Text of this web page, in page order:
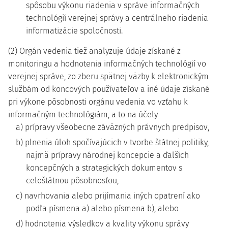
spôsobu výkonu riadenia v správe informačných
technológií verejnej správy a centrálneho riadenia
informatizácie spoločnosti.
(2) Orgán vedenia tiež analyzuje údaje získané z
monitoringu a hodnotenia informačných technológií vo
verejnej správe, zo zberu spätnej väzby k elektronickým
službám od koncových používateľov a iné údaje získané
pri výkone pôsobnosti orgánu vedenia vo vzťahu k
informačným technológiám, a to na účely
a) prípravy všeobecne záväzných právnych predpisov,
b) plnenia úloh spočívajúcich v tvorbe štátnej politiky,
najmä prípravy národnej koncepcie a ďalších
koncepčných a strategických dokumentov s
celoštátnou pôsobnosťou,
c) navrhovania alebo prijímania iných opatrení ako
podľa písmena a) alebo písmena b), alebo
d) hodnotenia výsledkov a kvality výkonu správy